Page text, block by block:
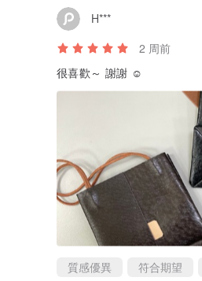
H***
2 周前
很喜歡～ 謝謝 ☺️
質感優異 符合期望